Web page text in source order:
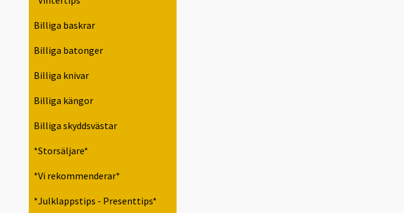
Billiga baskrar
Billiga batonger
Billiga knivar
Billiga kängor
Billiga skyddsvästar
*Storsäljare*
*Vi rekommenderar*
*Julklappstips - Presenttips*